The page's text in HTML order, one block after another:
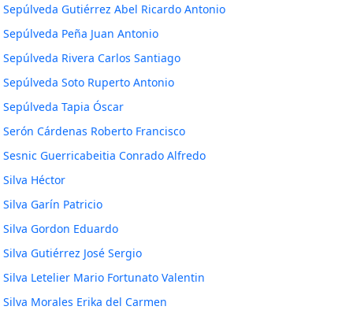
Sepúlveda Gutiérrez Abel Ricardo Antonio
Sepúlveda Peña Juan Antonio
Sepúlveda Rivera Carlos Santiago
Sepúlveda Soto Ruperto Antonio
Sepúlveda Tapia Óscar
Serón Cárdenas Roberto Francisco
Sesnic Guerricabeitia Conrado Alfredo
Silva Héctor
Silva Garín Patricio
Silva Gordon Eduardo
Silva Gutiérrez José Sergio
Silva Letelier Mario Fortunato Valentin
Silva Morales Erika del Carmen